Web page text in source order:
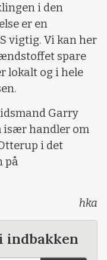
i den
er en
vigtig. Vi kan her
spare
lokalt og i hele
Garry
især handler om
i det
på
hka
indbakken